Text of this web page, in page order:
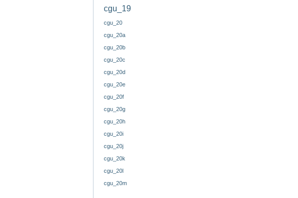
cgu_19
cgu_20
cgu_20a
cgu_20b
cgu_20c
cgu_20d
cgu_20e
cgu_20f
cgu_20g
cgu_20h
cgu_20i
cgu_20j
cgu_20k
cgu_20l
cgu_20m